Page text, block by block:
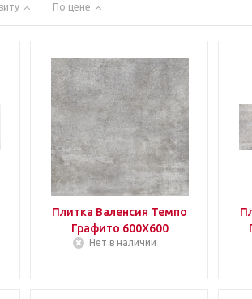
По цене
Плитка Валенсия Темпо
Графито 600Х600
Нет в наличии